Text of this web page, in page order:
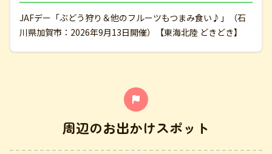
JAFデー「ぶどう狩り＆他のフルーツもつまみ食い♪」（石
川県加賀市：2026年9月13日開催）【東海北陸 どきどき】
周辺のお出かけスポット